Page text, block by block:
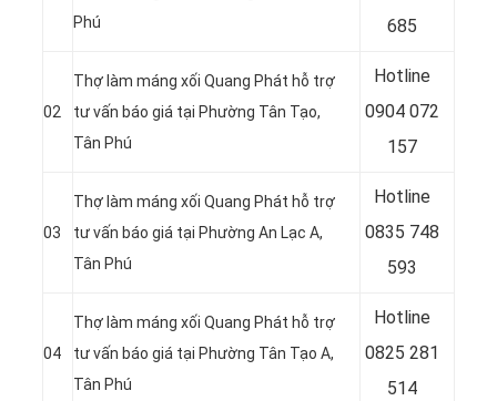
Phú
685
02
Thợ làm máng xối Quang Phát hỗ trợ
tư vấn báo giá tại Phường Tân Tạo,
Tân Phú
Hotline
0904 072
157
03
Thợ làm máng xối Quang Phát hỗ trợ
tư vấn báo giá tại Phường An Lạc A,
Tân Phú
Hotline
0835 748
593
04
Thợ làm máng xối Quang Phát hỗ trợ
tư vấn báo giá tại Phường Tân Tạo A,
Tân Phú
Hotline
0825 281
514